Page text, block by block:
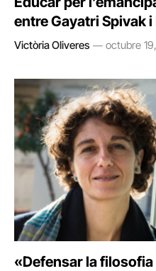
entre Gayatri Spivak
Victòria Oliveres octubre
«Defensar la